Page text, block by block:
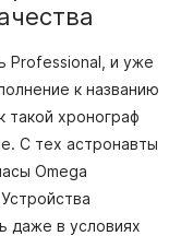
Professional, и уже
к названию
такой хронограф
С тех астронавты
Omega
даже в условиях